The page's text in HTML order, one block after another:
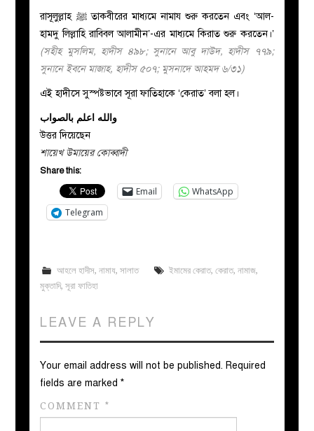
রাসূলুল্লাহ ﷺ তাকবীরের মাধ্যমে নামায শুরু করতেন এবং ‘আল-
হামদু লিল্লাহি রাবিবল আলামীন’-এর মাধ্যমে কিরাত শুরু করতেন।’
(সহীহ মুসলিম, হাদীস ৪৯৮; সুনানে আবু দাউদ, হাদীস ৭৭৯;
সুনানে ইবনে মাজাহ, হাদীস ৫০৭; মুসনাদে আহমদ ৬/৩১)
এই হাদীসে সুস্পষ্টভাবে সূরা ফাতিহাকে ‘কেরাত’ বলা হল।
والله اعلم بالصواب
উত্তর দিয়েছেন
শায়েখ উমায়ের কোব্বাদী
Share this:
Email
WhatsApp
Telegram
আহলে হাদীস, নামায, সালাত ইমামের কেরাত, কেরাত, নামাজ,
মুক্তাদি,সূরা ফাতিহা
LEAVE A REPLY
Your email address will not be published. Required
fields are marked*
COMMENT*